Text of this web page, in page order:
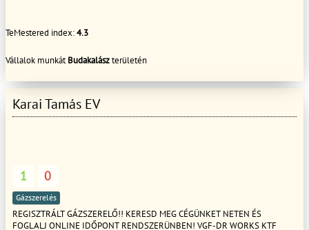
TeMestered index:4.3
Vállalok munkátBudakalászterületén
Karai Tamás EV
1 0
Gázszerelés
REGISZTRÁLT GÁZSZERELŐ!! KERESD MEG CÉGÜNKET NETEN ÉS
FOGLALJ ONLINE IDŐPONT RENDSZERÜNBEN! VGF-DR WORKS KTF